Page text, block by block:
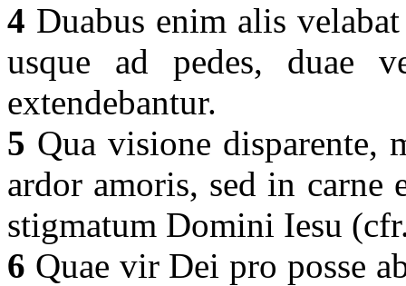
4 Duabus enim alis
usque ad pedes, duae
extendebantur.
5 Qua visione disparente,
ardor amoris, sed in
stigmatum Domini Iesu
6 Quae vir Dei pro posse